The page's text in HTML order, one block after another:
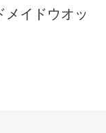
メイドウオッ